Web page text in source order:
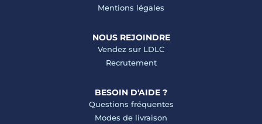
Mentions légales
NOUS REJOINDRE
Vendez sur LDLC
Recrutement
BESOIN D'AIDE ?
Questions fréquentes
Modes de livraison